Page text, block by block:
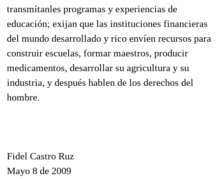
transmítanles programas y experiencias de
educación; exijan que las instituciones financieras
del mundo desarrollado y rico envíen recursos para
construir escuelas, formar maestros, producir
medicamentos, desarrollar su agricultura y su
industria, y después hablen de los derechos del
hombre.
Fidel Castro Ruz
Mayo 8 de 2009